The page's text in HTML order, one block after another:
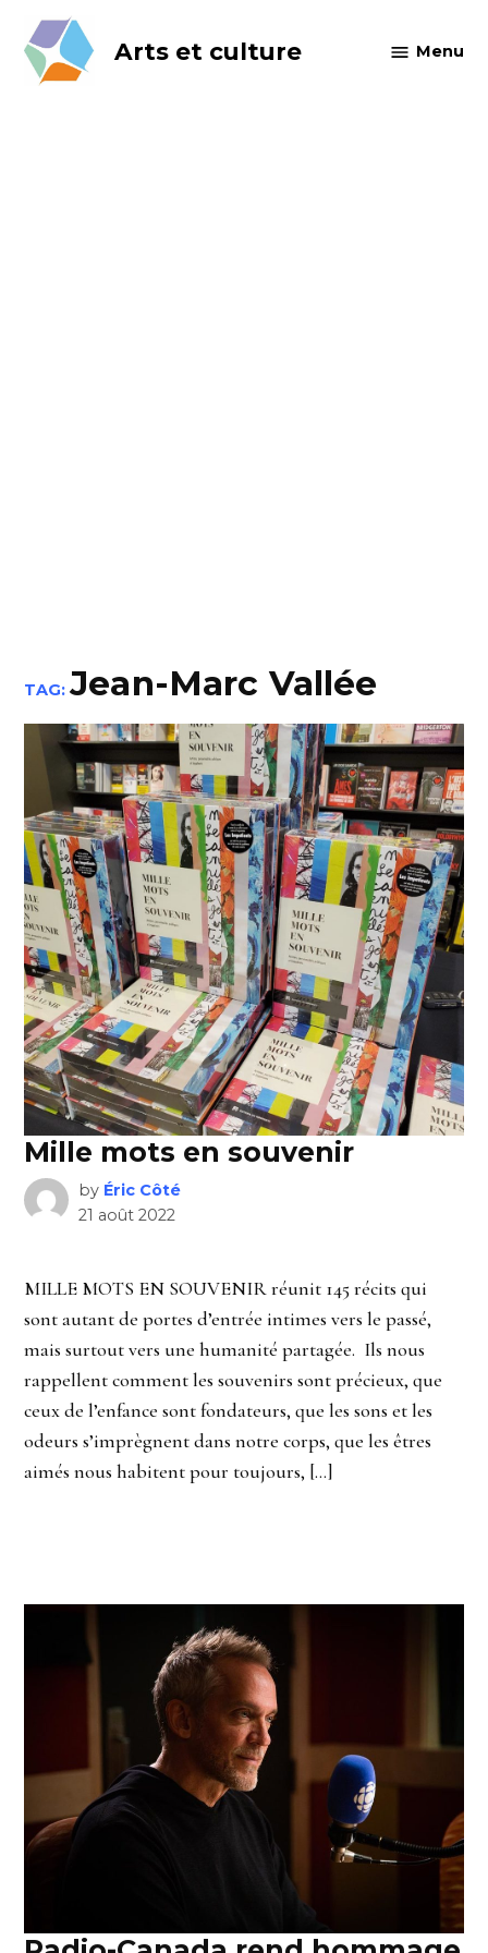
content
Arts et culture Menu
TAG:Jean-Marc Vallée
Mille mots en souvenir
by Éric Côté
21 août 2022
MILLE MOTS EN SOUVENIR réunit 145 récits qui
sont autant de portes d’entrée intimes vers le passé,
mais surtout vers une humanité partagée. Ils nous
rappellent comment les souvenirs sont précieux, que
ceux de l’enfance sont fondateurs, que les sons et les
odeurs s’imprègnent dans notre corps, que les êtres
aimés nous habitent pour toujours, […]